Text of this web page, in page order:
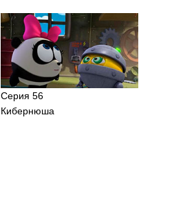
Серия 56
Кибернюша